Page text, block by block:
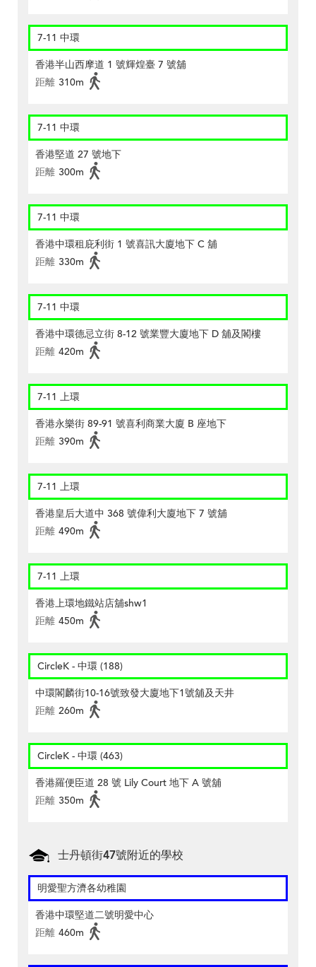
7-11 中環
香港半山西摩道 1 號輝煌臺 7 號舖
距離 310m
7-11 中環
香港堅道 27 號地下
距離 300m
7-11 中環
香港中環租庇利街 1 號喜訊大廈地下 C 舖
距離 330m
7-11 中環
香港中環德忌立街 8-12 號業豐大廈地下 D 舖及閣樓
距離 420m
7-11 上環
香港永樂街 89-91 號喜利商業大廈 B 座地下
距離 390m
7-11 上環
香港皇后大道中 368 號偉利大廈地下 7 號舖
距離 490m
7-11 上環
香港上環地鐵站店舖shw1
距離 450m
CircleK - 中環 (188)
中環閣麟街10-16號致發大廈地下1號舖及天井
距離 260m
CircleK - 中環 (463)
香港羅便臣道 28 號 Lily Court 地下 A 號舖
距離 350m
士丹頓街47號附近的學校
明愛聖方濟各幼稚園
香港中環堅道二號明愛中心
距離 460m